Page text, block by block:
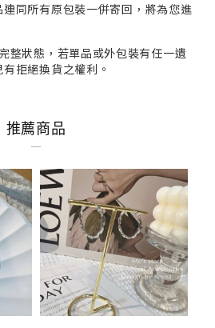
同所有原包裝一併寄回，將為您進
整狀態，若單品或外包裝有任一遺
拒絕換貨之權利。
推薦商品